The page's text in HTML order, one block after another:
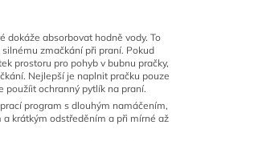
dokáže absorbovat hodně vody. To
zmačkání při praní. Pokud
prostoru pro pohyb v bubnu pračky,
Nejlepší je naplnit pračku pouze
použíit ochranný pytlík na praní.
program s dlouhým namáčením,
krátkým odstředěním a při mírné až